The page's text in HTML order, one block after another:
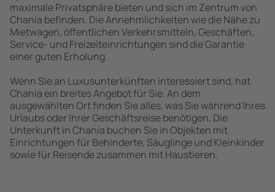
maximale Privatsphäre bieten und sich im Zentrum von
Chania befinden. Die Annehmlichkeiten wie die Nähe zu
Mietwagen, öffentlichen Verkehrsmitteln, Geschäften,
Service- und Freizeiteinrichtungen sind die Garantie
einer guten Erholung.
Wenn Sie an Luxusunterkünften interessiert sind, hat
Chania ein breites Angebot für Sie. An dem
ausgewählten Ort finden Sie alles, was Sie während Ihres
Urlaubs oder Ihrer Geschäftsreise benötigen. Die
Unterkunft in Chania buchen Sie in Objekten mit
Einrichtungen für Behinderte, Säuglinge und Kleinkinder
sowie für Reisende zusammen mit Haustieren.